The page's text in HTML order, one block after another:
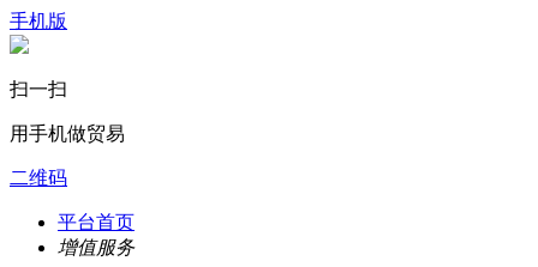
手机版
扫一扫
用手机做贸易
二维码
平台首页
增值服务